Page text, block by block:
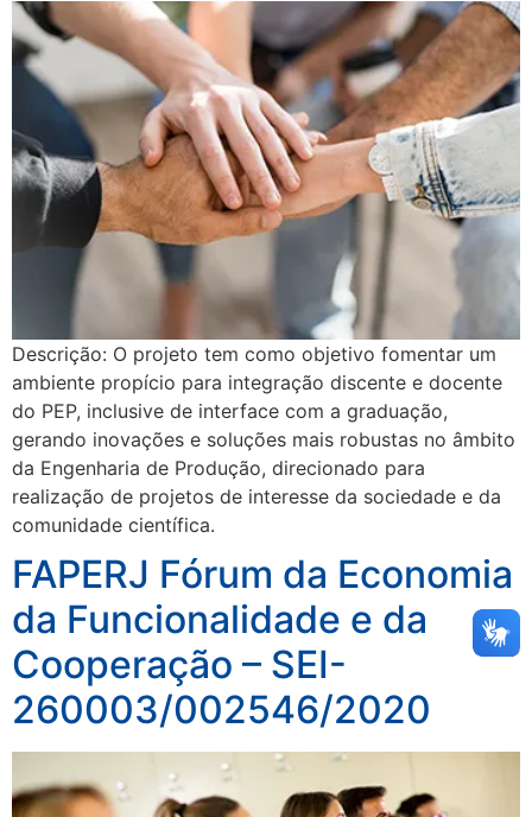
Descrição: O projeto tem como objetivo fomentar um
ambiente propício para integração discente e docente
do PEP, inclusive de interface com a graduação,
gerando inovações e soluções mais robustas no âmbito
da Engenharia de Produção, direcionado para
realização de projetos de interesse da sociedade e da
comunidade científica.
FAPERJ Fórum da Economia
da Funcionalidade e da
Cooperação – SEI-
260003/002546/2020